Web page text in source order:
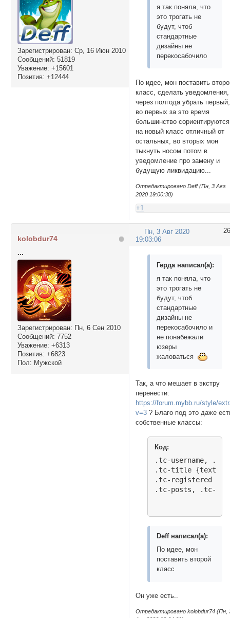
Зарегистрирован: Ср, 16 Июн 2010
Сообщений: 51819
Уважение: +15601
Позитив: +12444
я так поняла, что
это трогать не
будут, чтоб
стандартные
дизайны не
перекосабочило
По идее, мон поставить
класс, сделать уведомления,
через полгода убрать первый,
во первых за это время
большинство сориентируются
на новый класс отличный от
остальных, во вторых мон
тыкнуть носом потом в
уведомление про замену и
будущую ликвидацию...
Отредактировано Deff (Пн, 3 Авг
2020 19:00:30)
+1
26
Пн, 3 Авг 2020
19:03:06
kolobdur74
...
Зарегистрирован: Пн, 6 Сен 2010
Сообщений: 7752
Уважение: +6313
Позитив: +6823
Пол: Мужской
Герда написал(а):
я так поняла, что
это трогать не
будут, чтоб
стандартные
дизайны не
перекосабочило и
не понабежали
юзеры
жаловаться
Так, а что мешает в экстру
перенести:
https://forum.mybb.ru/style/
v=3 ? Благо под это даже
собственные классы:
Код:
.tc-username,
.tc-title {text-
.tc-registered
.tc-posts, .tc-
Deff написал(а):
По идее, мон
поставить второй
класс
Он уже есть..
Отредактировано kolobdur74 (Пн,